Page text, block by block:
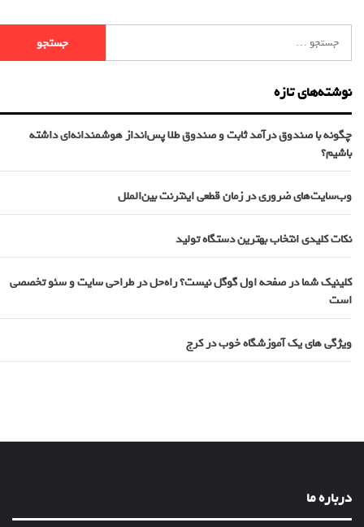
نوشته‌های تازه
چگونه با صندوق درآمد ثابت و صندوق طلا پس‌انداز هوشمندانه‌ای داشته
باشیم؟
وب‌سایت‌های ضروری در زمان قطعی اینترنت بین‌الملل
نکات کلیدی انتخاب بهترین دستگاه تولید
کلینیک شما در صفحه اول گوگل نیست؟ راه‌حل در طراحی سایت و سئو تخصصی
است
ویژگی های یک آموزشگاه خوب در کرج
درباره ما